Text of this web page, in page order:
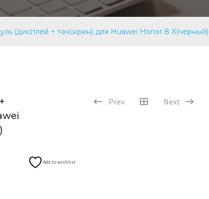
(дисплей + тачскрин) для Huawei Honor 8 X(черный)
Prev Next
Add to wishlist